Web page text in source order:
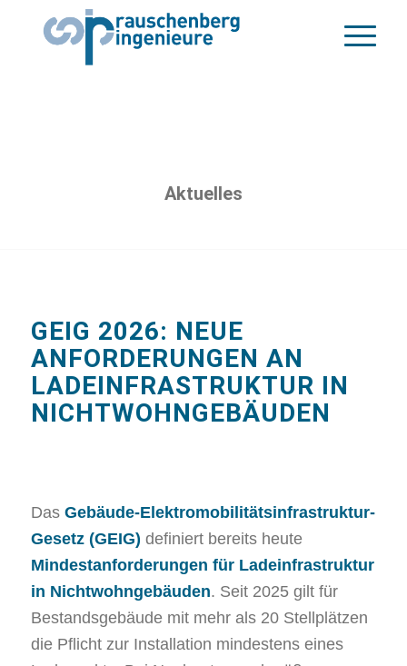
Aktuelles
GEIG 2026: NEUE
ANFORDERUNGEN AN
LADEINFRASTRUKTUR IN
NICHTWOHNGEBÄUDEN
Das Gebäude-Elektromobilitätsinfrastruktur-
Gesetz (GEIG) definiert bereits heute
Mindestanforderungen für Ladeinfrastruktur
in Nichtwohngebäuden. Seit 2025 gilt für
Bestandsgebäude mit mehr als 20 Stellplätzen
die Pflicht zur Installation mindestens eines